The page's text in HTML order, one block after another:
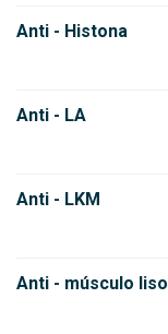
Anti - Histona
Anti - LA
Anti - LKM
Anti - músculo liso